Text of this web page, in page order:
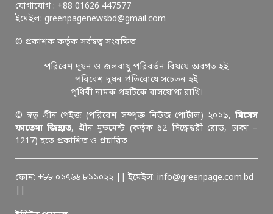
যোগাযোগ : +88 01626 447577
ইমেইল: greenpagenewsbd@gmail.com
© প্রকাশক কর্তৃক সর্বস্বত্ব সংরক্ষিত
পরিবেশ দূষন ও জলবায়ু পরিবর্তন বিষয়ে অবগত হই
পরিবেশ দূষন প্রতিরোধে সচেতন হই
পৃথিবী নামক গ্রহটিকে বাসযোগ্য রাখি।
© স্বত্ব গ্রীন পেইজ (পরিবেশ সম্পৃক্ত নিউজ পোর্টাল) ২০১৯, মিসেস
ফাতেমা জিন্নাত, গ্রীন মুভমেন্ট (কর্তৃক 62 সিদ্ধেশ্বরী রোড, ঢাকা –
1217) হতে প্রকাশিত ও প্রচারিত
ফোন: +৮৮ ০১৭৬৬ ৮১১০২২ || ইমেইল: info@greenpage.com.bd